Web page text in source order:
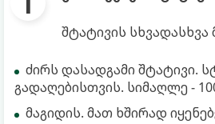
შტატივის
ძირს დასადგამი შტატივი.
გადაღებისთვის. სიმაღლე -
მაგიდის. მათ ხშირად